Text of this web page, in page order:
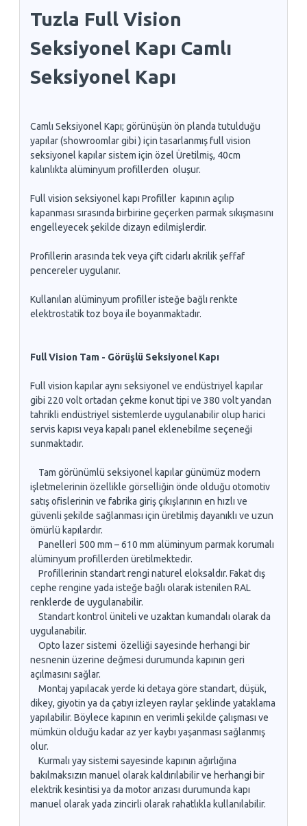
Tuzla Full Vision
Seksiyonel Kapı Camlı
Seksiyonel Kapı
Camlı Seksiyonel Kapı; görünüşün ön planda tutulduğu
yapılar (showroomlar gibi ) için tasarlanmış full vision
seksiyonel kapılar sistem için özel Üretilmiş, 40cm
kalınlıkta alüminyum profillerden oluşur.
Full vision seksiyonel kapı Profiller kapının açılıp
kapanması sırasında birbirine geçerken parmak sıkışmasını
engelleyecek şekilde dizayn edilmişlerdir.
Profillerin arasında tek veya çift cidarlı akrilik şeffaf
pencereler uygulanır.
Kullanılan alüminyum profiller isteğe bağlı renkte
elektrostatik toz boya ile boyanmaktadır.
Full Vision Tam - Görüşlü Seksiyonel Kapı
Full vision kapılar aynı seksiyonel ve endüstriyel kapılar
gibi 220 volt ortadan çekme konut tipi ve 380 volt yandan
tahrikli endüstriyel sistemlerde uygulanabilir olup harici
servis kapısı veya kapalı panel eklenebilme seçeneği
sunmaktadır.
Tam görünümlü seksiyonel kapılar günümüz modern
işletmelerinin özellikle görselliğin önde olduğu otomotiv
satış ofislerinin ve fabrika giriş çıkışlarının en hızlı ve
güvenli şekilde sağlanması için üretilmiş dayanıklı ve uzun
ömürlü kapılardır.
Panellerİ 500 mm – 610 mm alüminyum parmak korumalı
alüminyum profillerden üretilmektedir.
Profillerinin standart rengi naturel eloksaldır. Fakat dış
cephe rengine yada isteğe bağlı olarak istenilen RAL
renklerde de uygulanabilir.
Standart kontrol üniteli ve uzaktan kumandalı olarak da
uygulanabilir.
Opto lazer sistemi özelliği sayesinde herhangi bir
nesnenin üzerine değmesi durumunda kapının geri
açılmasını sağlar.
Montaj yapılacak yerde ki detaya göre standart, düşük,
dikey, giyotin ya da çatıyı izleyen raylar şeklinde yataklama
yapılabilir. Böylece kapının en verimli şekilde çalışması ve
mümkün olduğu kadar az yer kaybı yaşanması sağlanmış
olur.
Kurmalı yay sistemi sayesinde kapının ağırlığına
bakılmaksızın manuel olarak kaldırılabilir ve herhangi bir
elektrik kesintisi ya da motor arızası durumunda kapı
manuel olarak yada zincirli olarak rahatlıkla kullanılabilir.